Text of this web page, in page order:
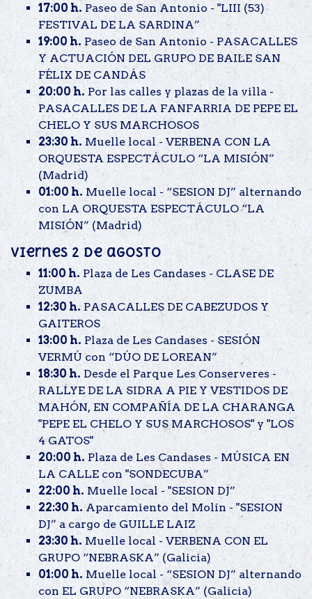
17:00 h. Paseo de San Antonio - "LIII (53)
FESTIVAL DE LA SARDINA”
19:00 h. Paseo de San Antonio - PASACALLES
Y ACTUACIÓN DEL GRUPO DE BAILE SAN
FÉLIX DE CANDÁS
20:00 h.Por las calles y plazas de la villa -
PASACALLES DE LA FANFARRIA DE PEPE EL
CHELO Y SUS MARCHOSOS
23:30 h. Muelle local - VERBENA CON LA
ORQUESTA ESPECTÁCULO “LA MISIÓN”
(Madrid)
01:00 h. Muelle local - “SESION DJ” alternando
con LA ORQUESTA ESPECTÁCULO “LA
MISIÓN” (Madrid)
Viernes 2 de agosto
11:00 h.Plaza de Les Candases - CLASE DE
ZUMBA
12:30 h. PASACALLES DE CABEZUDOS Y
GAITEROS
13:00 h. Plaza de Les Candases - SESIÓN
VERMÚ con “DÚO DE LOREAN”
18:30 h.Desde el Parque Les Conserveres -
RALLYE DE LA SIDRA A PIE Y VESTIDOS DE
MAHÓN, EN COMPAÑÍA DE LA CHARANGA
"PEPE EL CHELO Y SUS MARCHOSOS" y "LOS
4 GATOS"
20:00 h. Plaza de Les Candases - MÚSICA EN
LA CALLE con "SONDECUBA”
22:00 h. Muelle local - "SESION DJ”
22:30 h.Aparcamiento del Molín - "SESION
DJ” a cargo de GUILLE LAIZ
23:30 h. Muelle local - VERBENA CON EL
GRUPO “NEBRASKA” (Galicia)
01:00 h. Muelle local - “SESION DJ” alternando
con EL GRUPO “NEBRASKA” (Galicia)